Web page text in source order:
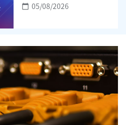
calendar_today 05/08/2026